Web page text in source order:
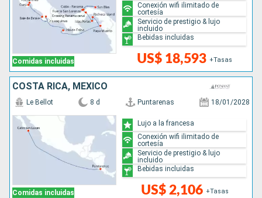
Comidas incluidas US$ 18,593 +Tasas
Conexión wifi ilimitado de
cortesía
Servicio de prestigio & lujo
incluido
Bebidas incluidas
COSTA RICA, MÉXICO
Comidas incluidas
Le Bellot 8 d Puntarenas 18/01/2028
US$ 2,106 +Tasas
Lujo a la francesa
Conexión wifi ilimitado de
cortesía
Servicio de prestigio & lujo
incluido
Bebidas incluidas